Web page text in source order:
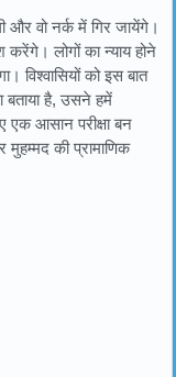
और वो नर्क में गिर जायेंगे।
लोगों का न्याय होने
विश्वासियों को इस बात
बताया है, उसने हमें
एक आसान परीक्षा बन
की प्रामाणिक